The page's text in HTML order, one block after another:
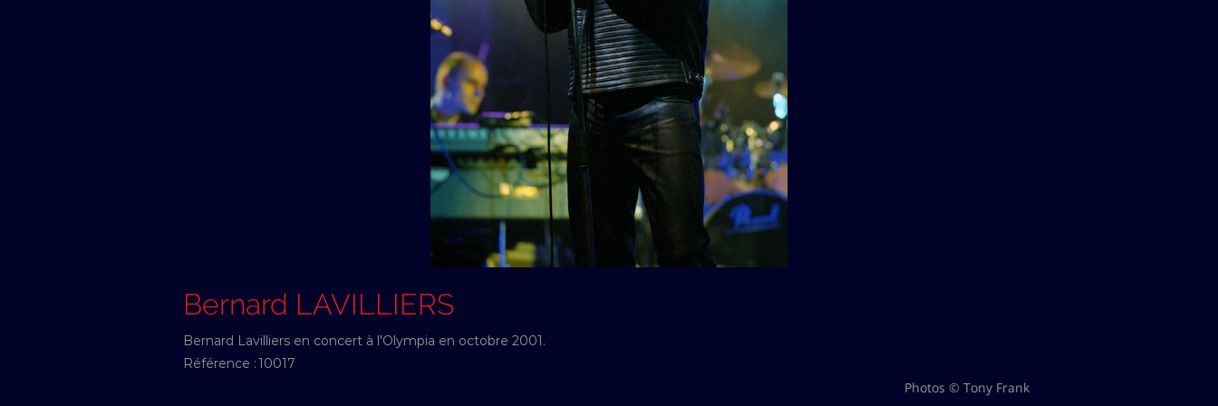
Bernard LAVILLIERS
Bernard Lavilliers en concert à l'Olympia en octobre 2001.
Référence :10017
Photos © Tony Frank